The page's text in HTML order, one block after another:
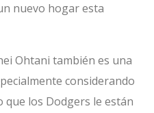
nuevo hogar esta
Ohtani también es una
considerando
que los Dodgers le están